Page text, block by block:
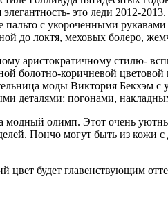
элегантность- это леди 2012-
пальто с укороченными
до локтя, меховых болеро,
аристократичному стилю-
болотно-коричневой
моды Виктория Бекхэм
деталями: погонами,
модный олимп. Этот очень
Пончо могут быть из
будет главенствующим